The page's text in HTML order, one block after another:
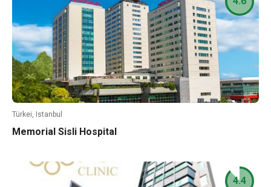
Türkei, Istanbul
Memorial Sisli Hospital
4.4